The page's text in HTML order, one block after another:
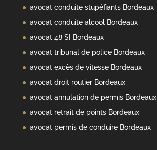
avocat conduite stupéfiants Bordeaux
avocat conduite alcool Bordeaux
avocat 48 SI Bordeaux
avocat tribunal de police Bordeaux
avocat excès de vitesse Bordeaux
avocat droit routier Bordeaux
avocat annulation de permis Bordeaux
avocat retrait de points Bordeaux
avocat permis de conduire Bordeaux